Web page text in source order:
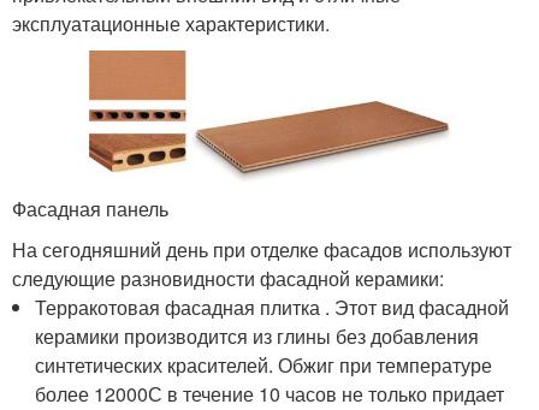
эксплуатационные характеристики.
Фасадная панель
На сегодняшний день при отделке фасадов используют
следующие разновидности фасадной керамики:
Терракотовая фасадная плитка . Этот вид фасадной
керамики производится из глины без добавления
синтетических красителей. Обжиг при температуре
более 12000С в течение 10 часов не только придает